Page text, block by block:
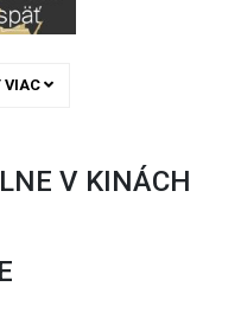
VIAC
V KINÁCH